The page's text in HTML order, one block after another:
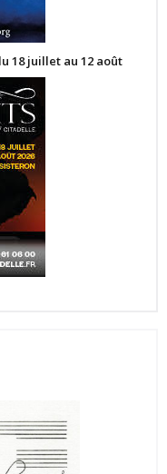
18 juillet au 12 août